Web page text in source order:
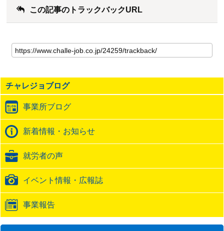
この記事のトラックバックURL
の
記
の
ト
ッ
ク
バ
ッ
URL
チャレジョブログ
事業所ブログ
新着情報・お知らせ
就労者の声
イベント情報・広報誌
事業報告